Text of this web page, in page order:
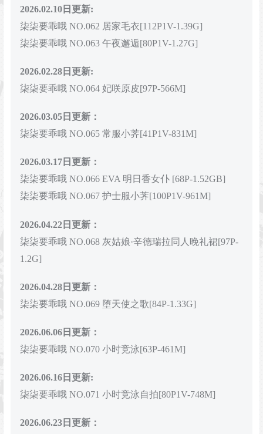
2026.02.10日更新:
柒柒要乖哦 NO.062 居家毛衣[112P1V-1.39G]
柒柒要乖哦 NO.063 午夜邂逅[80P1V-1.27G]
2026.02.28日更新:
柒柒要乖哦 NO.064 妃咲原皮[97P-566M]
2026.03.05日更新：
柒柒要乖哦 NO.065 常服小荠[41P1V-831M]
2026.03.17日更新：
柒柒要乖哦 NO.066 EVA 明日香女仆 [68P-1.52GB]
柒柒要乖哦 NO.067 护士服小荠[100P1V-961M]
2026.04.22日更新：
柒柒要乖哦 NO.068 灰姑娘·辛德瑞拉同人晚礼裙[97P-
1.2G]
2026.04.28日更新：
柒柒要乖哦 NO.069 堕天使之歌[84P-1.33G]
2026.06.06日更新：
柒柒要乖哦 NO.070 小时竞泳[63P-461M]
2026.06.16日更新:
柒柒要乖哦 NO.071 小时竞泳自拍[80P1V-748M]
2026.06.23日更新：